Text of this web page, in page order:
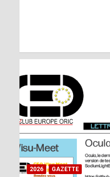
ff
2026 GAZETTE